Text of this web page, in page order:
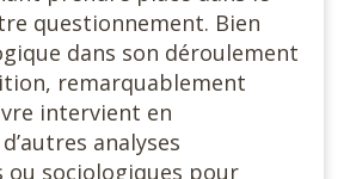
questionnement. Bien
dans son déroulement
remarquablement
intervient en
analyses
ou sociologiques pour